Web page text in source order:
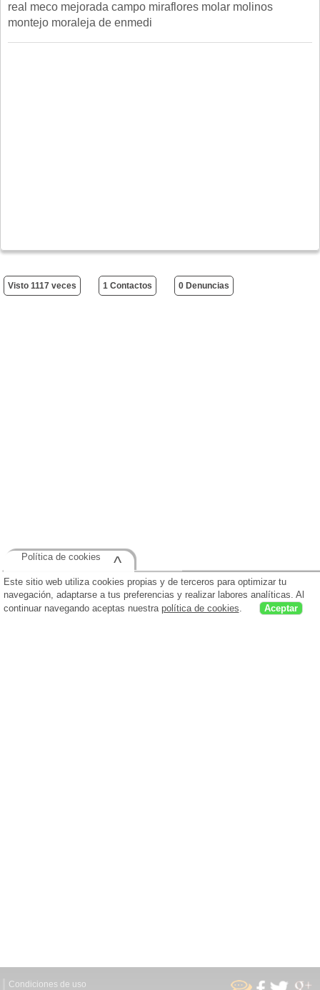
real meco mejorada campo miraflores molar molinos
montejo moraleja de enmedi
Visto 1117 veces 1 Contactos 0 Denuncias
Condiciones de uso
Este sitio web utiliza cookies propias y de terceros para optimizar tu
navegación, adaptarse a tus preferencias y realizar labores analíticas. Al
continuar navegando aceptas nuestra política de cookies Aceptar
Política de cookies ^